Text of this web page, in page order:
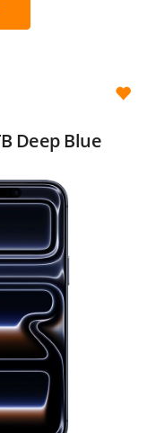
Deep Blue